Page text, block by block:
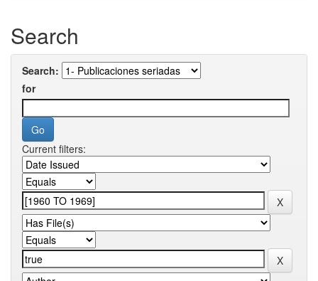
Search
Search:
for
Current filters: